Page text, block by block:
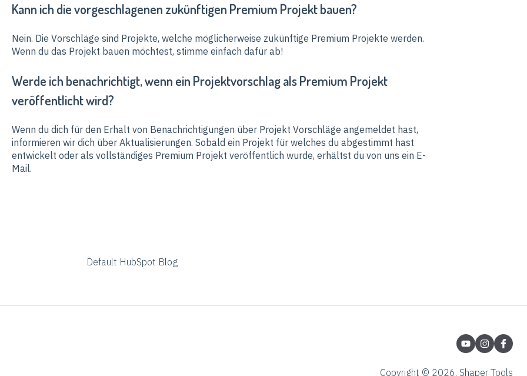
Kann ich die vorgeschlagenen zukünftigen Premium Projekt bauen?
Nein. Die Vorschläge sind Projekte, welche möglicherweise zukünftige Premium Projekte werden.
Wenn du das Projekt bauen möchtest, stimme einfach dafür ab!
Werde ich benachrichtigt, wenn ein Projektvorschlag als Premium Projekt
veröffentlicht wird?
Wenn du dich für den Erhalt von Benachrichtigungen über Projekt Vorschläge angemeldet hast,
informieren wir dich über Aktualisierungen. Sobald ein Projekt für welches du abgestimmt hast
entwickelt oder als vollständiges Premium Projekt veröffentlich wurde, erhältst du von uns ein E-
Mail.
Default HubSpot Blog
Copyright © 2026, Shaper Tools